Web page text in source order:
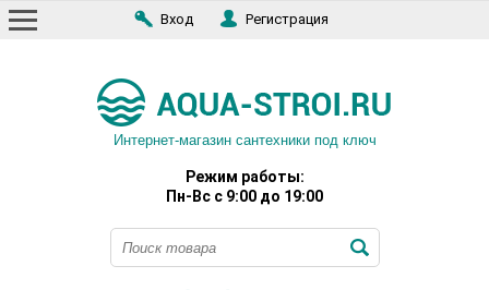
Вход Регистрация
Интернет-магазин сантехники под ключ
Режим работы:
Пн-Вс с 9:00 до 19:00